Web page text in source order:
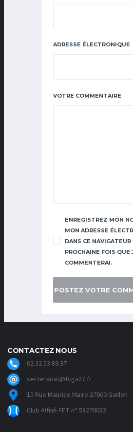
ADRESSE ÉLECTRONIQUE
VOTRE COMMENTAIRE
ENREGISTREZ MON
MON ADRESSE
DANS CE NAVIGATEUR
PROCHAINE FOIS QUE
COMMENTERAI.
CONTACTEZ NOUS
02 32 53 89 37
secretariat@tcga27.fr
15 Rue Maurice Maire 27600 Gaillon
Club Affilié FFT n° 58270033